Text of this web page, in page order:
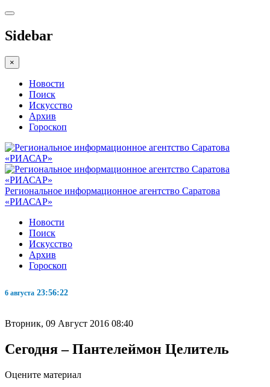
Sidebar
×
Новости
Поиск
Искусство
Архив
Гороскоп
Региональное информационное агентство Саратова
«РИАСАР»
Новости
Поиск
Искусство
Архив
Гороскоп
6 августа 23:56:23
Вторник, 09 Август 2016 08:40
Сегодня – Пантелеймон Целитель
Оцените материал